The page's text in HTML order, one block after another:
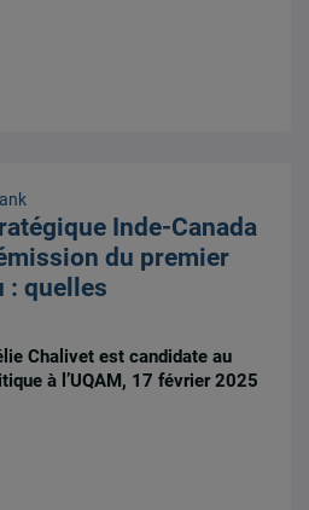
Inde-Canada
du premier
: quelles
Chalivet est candidate au
à l’UQAM, 17 février 2025